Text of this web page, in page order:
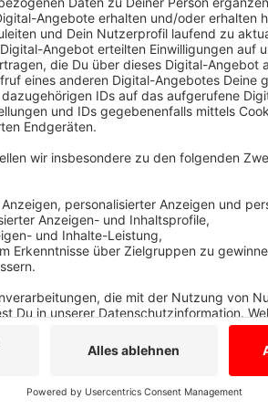
Auch bei uns in der Region ist der
in Ahaus beginnt um 13 Uhr wieder eine
Mahnwache. Viele junge Aktivisten
Hauptversammlung von RWE zu
Braunkohle in Deutschland und verfolgt
die das Klima gefährdet.
Anzeige